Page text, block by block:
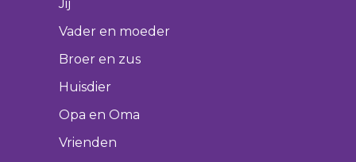
Jij
Vader en moeder
Broer en zus
Huisdier
Opa en Oma
Vrienden